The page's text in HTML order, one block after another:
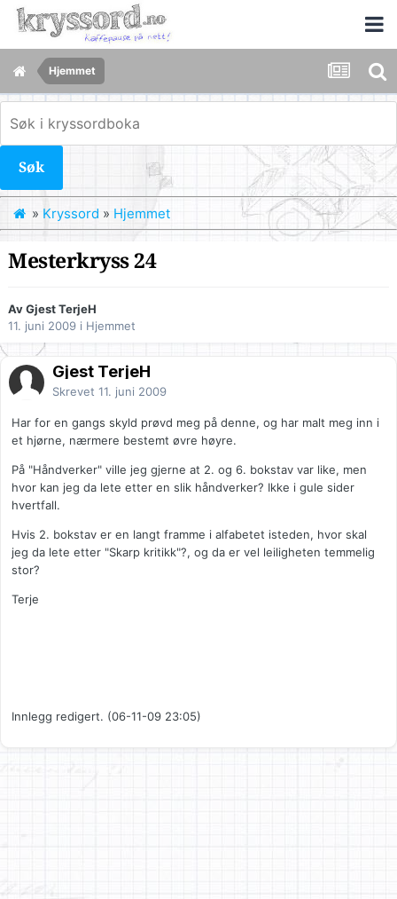
Hjemmet
Søk
» Kryssord » Hjemmet
Mesterkryss 24
Av Gjest TerjeH
11. juni 2009 i Hjemmet
Gjest TerjeH
Skrevet 11. juni 2009
Har for en gangs skyld prøvd meg på denne, og har malt meg inn i
et hjørne, nærmere bestemt øvre høyre.
På "Håndverker" ville jeg gjerne at 2. og 6. bokstav var like, men
hvor kan jeg da lete etter en slik håndverker? Ikke i gule sider
hvertfall.
Hvis 2. bokstav er en langt framme i alfabetet isteden, hvor skal
jeg da lete etter "Skarp kritikk"?, og da er vel leiligheten temmelig
stor?
Terje
Innlegg redigert. (06-11-09 23:05)